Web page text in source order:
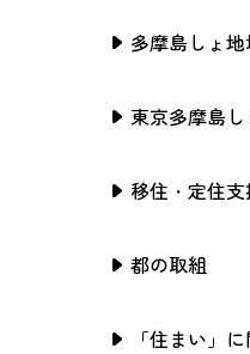
多摩島しょ
東京多摩島
移住・定住
都の取組
「住まい」